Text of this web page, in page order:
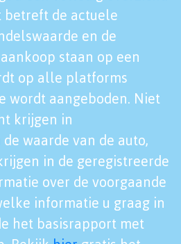
de actuele
en de
staan op een
op alle platforms
wordt aangeboden. Niet
krijgen in
waarde van de auto,
in de geregistreerde
over de voorgaande
informatie u graag in
het basisrapport met